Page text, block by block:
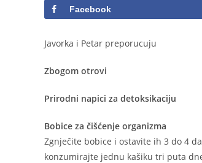
Facebook
Javorka i Petar preporucuju
Zbogom otrovi
Prirodni napici za detoksikaciju
Bobice za čišćenje organizma
Zgnječite bobice i ostavite ih 3 do 4
konzumirajte jednu kašiku tri puta